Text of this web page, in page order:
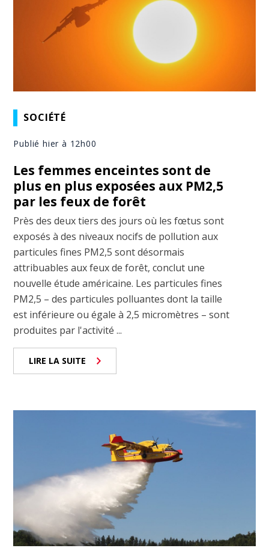
SOCIÉTÉ
Publié hier à 12h00
Les femmes enceintes sont de
plus en plus exposées aux PM2,5
par les feux de forêt
Près des deux tiers des jours où les fœtus sont
exposés à des niveaux nocifs de pollution aux
particules fines PM2,5 sont désormais
attribuables aux feux de forêt, conclut une
nouvelle étude américaine. Les particules fines
PM2,5 – des particules polluantes dont la taille
est inférieure ou égale à 2,5 micromètres – sont
produites par l'activité ...
LIRE LA SUITE